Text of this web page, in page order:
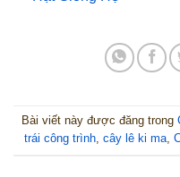
Bài viết này được đăng trong
trái công trình, cây lê ki ma,